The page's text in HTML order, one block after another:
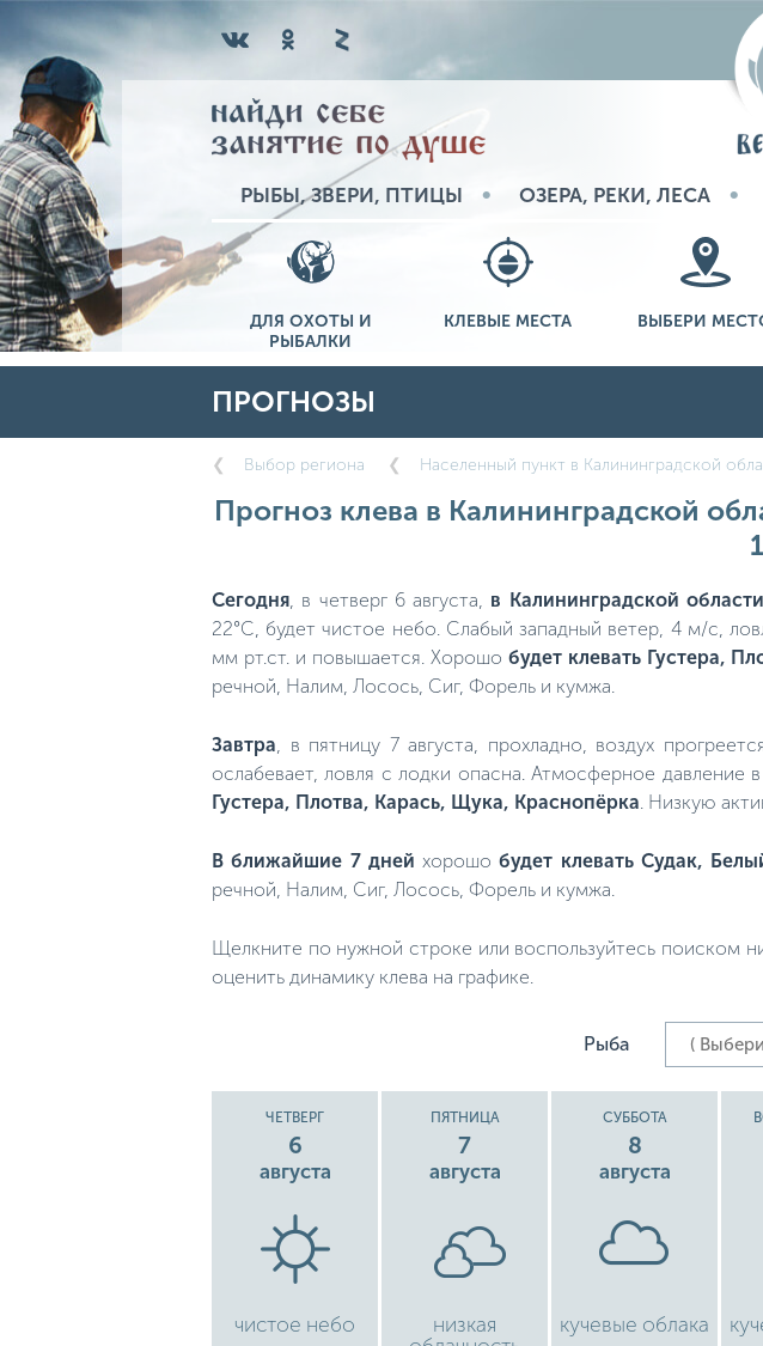
РЫБЫ, ЗВЕРИ, ПТИЦЫ ОЗЕРА, РЕКИ, ЛЕСА
ДЛЯ ОХОТЫ И
РЫБАЛКИ
КЛЕВЫЕ МЕСТА ВЫБЕРИ
ПРОГНОЗЫ
Выбор региона Населенный пункт в Калининградской
Прогноз клева в Калининградской
Сегодня , в четверг 6 августа, в Калининградской
22°C, будет чистое небо. Слабый западный ветер, 4 м/с,
мм рт.ст. и повышается. Хорошо будет клевать Густера,
речной, Налим, Лосось, Сиг, Форель и кумжа.
Завтра , в пятницу 7 августа, прохладно, воздух
ослабевает, ловля с лодки опасна. Атмосферное
Густера, Плотва, Карась, Щука, Краснопёрка . Низкую
В ближайшие 7 дней хорошобудет клевать Судак,
речной, Налим, Сиг, Лосось, Форель и кумжа.
Щелкните по нужной строке или воспользуйтесь поиском
оценить динамику клева на графике.
Рыба
ЧЕТВЕРГ
6
августа
чистое небо
ПЯТНИЦА
7
августа
низкая
СУББОТА
8
августа
кучевые облака